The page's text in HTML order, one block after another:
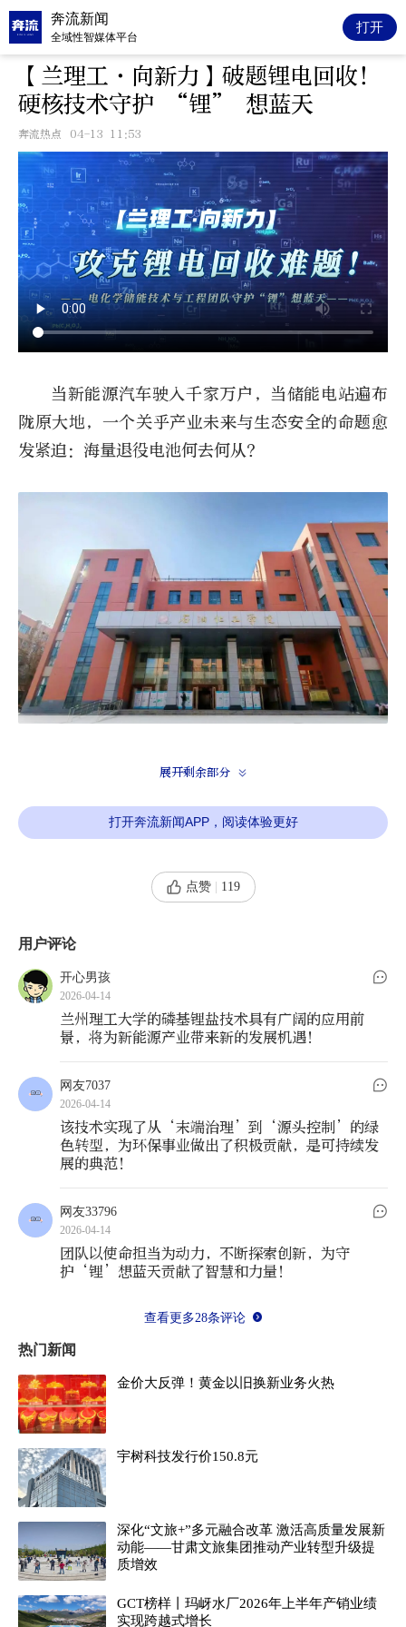
奔流新闻
全域性智媒体平台
打开
【兰理工·向新力】破题锂电回收！
硬核技术守护 “锂” 想蓝天
奔流热点 04-13 11:53
当新能源汽车驶入千家万户，当储能电站遍布
陇原大地，一个关乎产业未来与生态安全的命题愈
发紧迫：海量退役电池何去何从？
在兰州理工大学的实验室里，一支深耕电化学
打开了退役电池电解液“回收-转化-再利用”的全
耗、低附加值的行业痛点，更构建起“退役-萃取-
转化-再生”的绿色循环体系，让氟、磷等危险污染
物变废为宝，让战略锂资源实现高效循环，为我国
如今，这项技术从实验室走向生产线，在国
家“双碳”战略与资源安全大局中，写下了一份创
新答卷。
01时代之问：锂电退役潮涌 回收困境亟待
我国新能源汽车产业迈入高速发展期，数据勾
勒出清晰的产业脉络：2016年,新能源汽车销量突
全国新能源汽车保有量已达‌4397万辆‌，占汽车总量
的12.01%，其中纯电动汽车保有量为3022万辆，
占新能源汽车总量的68.74%，动力电池装车量稳
居全球首位。
按照乘用车动力电池8年或12万公里质保周
期，刚刚过去的2025年成为我国动力电池规模化退
役的关键节点，预计全年退役量达近百万吨，到
2030年，这一数字将突破300万吨，锂电池拆解回
收市场规模有望超千亿元。
展开剩余部分
打开奔流新闻APP，阅读体验更好
点赞 119
用户评论
开心男孩
2026-04-14
兰州理工大学的磷基锂盐技术具有广阔的应用前
景，将为新能源产业带来新的发展机遇！
网友7037
2026-04-14
该技术实现了从‘末端治理’到‘源头控制’的绿
色转型，为环保事业做出了积极贡献，是可持续发
展的典范！
网友33796
2026-04-14
团队以使命担当为动力，不断探索创新，为守
护‘锂’想蓝天贡献了智慧和力量！
查看更多28条评论
热门新闻
金价大反弹！黄金以旧换新业务火热
宇树科技发行价150.8元
深化“文旅+”多元融合改革 激活高质量发展新
动能——甘肃文旅集团推动产业转型升级提
质增效
GCT榜样丨玛岈水厂2026年上半年产销业绩
实现跨越式增长